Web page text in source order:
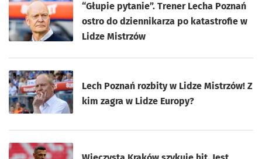
“Głupie pytanie”. Trener Lecha Poznań
ostro do dziennikarza po katastrofie w
Lidze Mistrzów
Lech Poznań rozbity w Lidze Mistrzów! Z
kim zagra w Lidze Europy?